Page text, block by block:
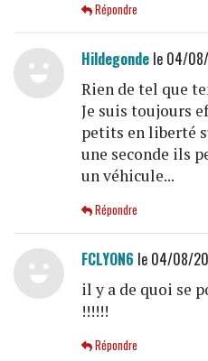
Répondre
Hildegondele 04/08/
Rien de tel que
Je suis toujours
petits en liberté
une seconde ils
un véhicule...
Répondre
FCLYON6 le 04/08/
il y a de quoi se
!!!!!!
Répondre